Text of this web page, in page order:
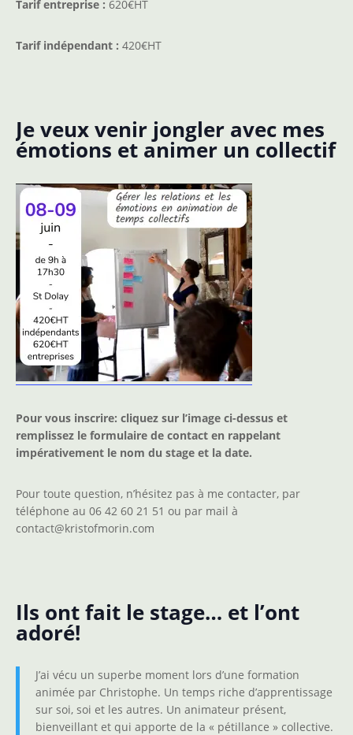
Tarif entreprise : 620€HT
Tarif indépendant : 420€HT
Je veux venir jongler avec mes
émotions et animer un collectif
Pour vous inscrire: cliquez sur l’image ci-dessus et
remplissez le formulaire de contact en rappelant
impérativement le nom du stage et la date.
Pour toute question, n’hésitez pas à me contacter, par
téléphone au 06 42 60 21 51 ou par mail à
contact@kristofmorin.com
Ils ont fait le stage… et l’ont
adoré!
J’ai vécu un superbe moment lors d’une formation
animée par Christophe. Un temps riche d’apprentissage
sur soi, soi et les autres. Un animateur présent,
bienveillant et qui apporte de la « pétillance » collective.